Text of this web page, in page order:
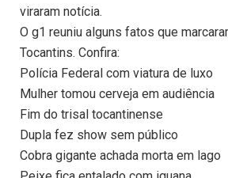
viraram notícia.
O g1 reuniu alguns fatos que
Tocantins. Confira:
Polícia Federal com viatura de luxo
Mulher tomou cerveja em audiência
Fim do trisal tocantinense
Dupla fez show sem público
Cobra gigante achada morta em lago